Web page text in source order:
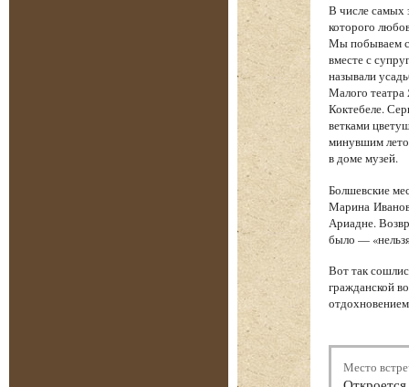
В числе самых
которого
Мы побываем с
вместе с
называли
Малого
Коктебеле.
ветками
минувшим
в доме музей.
Болшевские
Марина
Ариадне.
было —
Вот так
гражданской
Место